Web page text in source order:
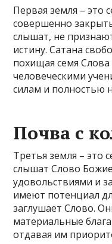
Первая земля – это
совершенно
слышат, не
истину. Сатана
похищая семя
человеческими
силам и полностью
Почва с
Третья земля – это
слышат Слово
удовольствиями и
имеют потенциал
заглушает Слово.
материальные
отдавая им